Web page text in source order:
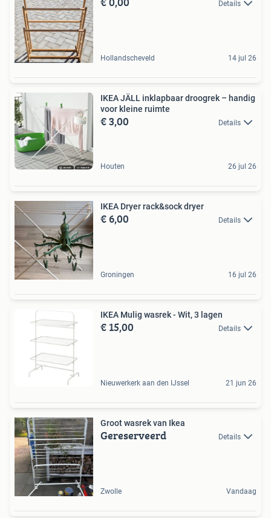
Details
Hollandscheveld 14 jul 26
IKEA JÄLL inklapbaar droogrek – handig
voor kleine ruimte
€ 3,00 Details
Houten 26 jul 26
IKEA Dryer rack&sock dryer
€ 6,00 Details
Groningen 16 jul 26
IKEA Mulig wasrek - Wit, 3 lagen
€ 15,00 Details
Nieuwerkerk aan den IJssel 21 jun 26
Groot wasrek van Ikea
Gereserveerd Details
Zwolle Vandaag